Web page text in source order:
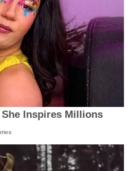
She Inspires Millions